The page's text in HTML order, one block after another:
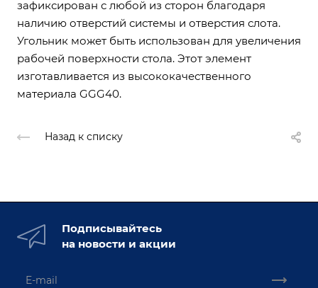
зафиксирован с любой из сторон благодаря
наличию отверстий системы и отверстия слота.
Угольник может быть использован для увеличения
рабочей поверхности стола. Этот элемент
изготавливается из высококачественного
материала GGG40.
Назад к списку
Подписывайтесь
на новости и акции